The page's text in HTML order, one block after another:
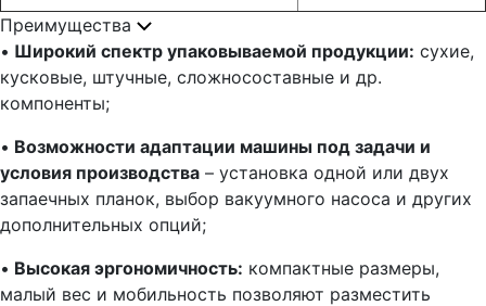
Преимущества
• Широкий спектр упаковываемой продукции: сухие,
кусковые, штучные, сложносоставные и др.
компоненты;
• Возможности адаптации машины под задачи и
условия производства – установка одной или двух
запаечных планок, выбор вакуумного насоса и других
дополнительных опций;
• Высокая эргономичность: компактные размеры,
малый вес и мобильность позволяют разместить